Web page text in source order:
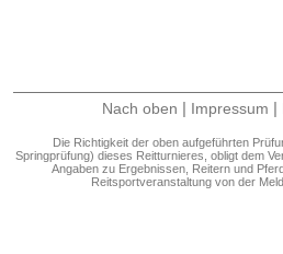
Nach oben | Impressum |
Die Richtigkeit der oben aufgeführten
Springprüfung) dieses Reitturnieres, obligt dem
Angaben zu Ergebnissen, Reitern und
Reitsportveranstaltung von der